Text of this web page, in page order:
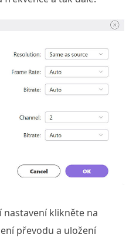
nastavení klikněte na
převodu a uložení